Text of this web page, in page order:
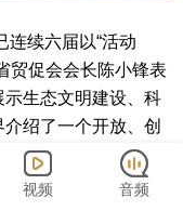
续六届以“活动
贸促会会长陈小锋表
生态文明建设、科
绍了一个开放、创
视频 音频